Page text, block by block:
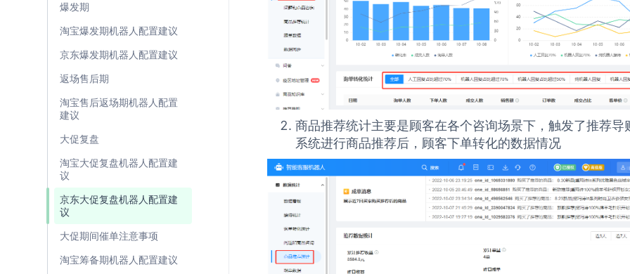
爆发期
淘宝爆发期机器人配置建议
京东爆发期机器人配置建议
返场售后期
淘宝售后返场期机器人配置
建议
大促复盘
淘宝大促复盘机器人配置建
议
京东大促复盘机器人配置建
议
大促期间催单注意事项
淘宝筹备期机器人配置建议
商品推荐统计主要是顾客在各个咨询场景下，触发了推荐导
系统进行商品推荐后，顾客下单转化的数据情况